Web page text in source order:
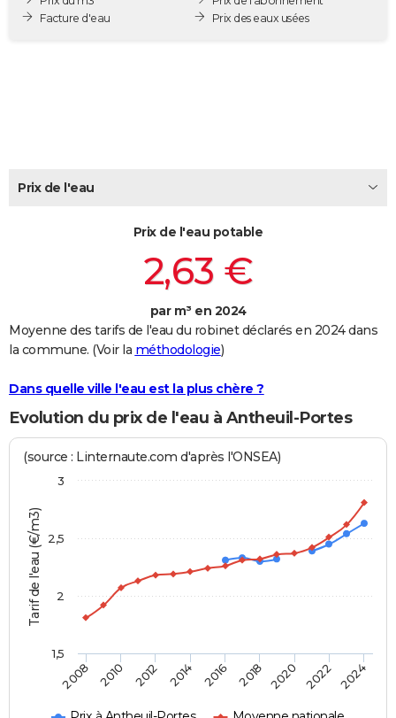
Destinations
City break
Voyage nature
Voyage de noces
Forum
Climat
PHOTO
Dictionnaire
Biographies
Citations
Expressions
Proverbes
Bricolage
Lifestyle
Culture
Sport
Auto
Television
Voyage
Cinema
Facture d'eau
Prix des eaux usées
Prix de l'eau
Prix de l'eau potable
2,63 €
par m³ en 2024
Moyenne des tarifs de l'eau du robinet déclarés en 2024 dans
la commune. (Voir la méthodologie)
Dans quelle ville l'eau est la plus chère ?
Evolution du prix de l'eau à Antheuil-Portes
Tarif de l'eau (€/m3)
(source : Linternaute.com d'après l'ONSEA)
2008 2010 2012 2014 2016 2018 2020 2022 2024
2
2,5
3
1,5